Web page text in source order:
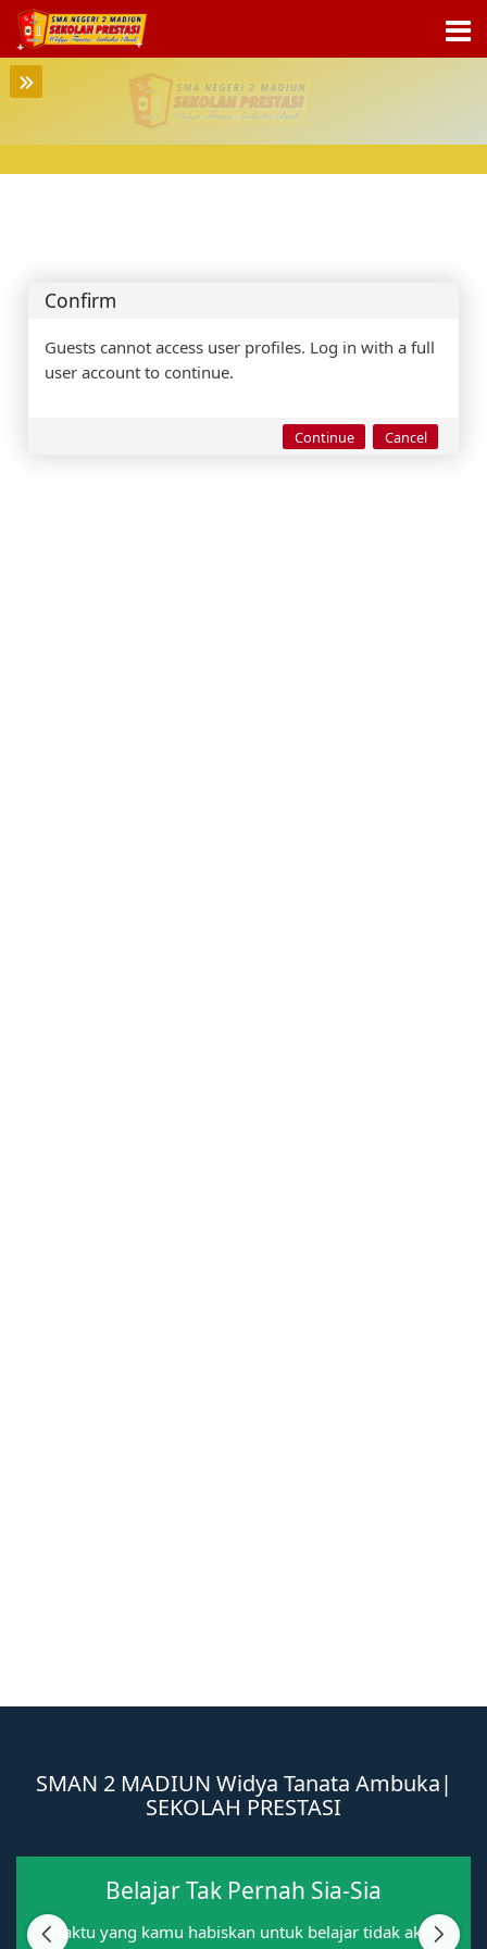
Skip to navigation
Skip to login form
Skip to main content
Skip to footer
Confirm
Guests cannot access user profiles. Log in with a full
user account to continue.
Continue Cancel
SMAN 2 MADIUNWidya Tanata Ambuka B
SEKOLAH PRESTASI
Belajar Tak Pernah Sia-Sia
Waktu yang kamu habiskan untuk belajar tidak akan